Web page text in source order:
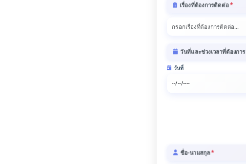
เรื่องที่ต้องการติดต่อ*
วันที่และช่วงเวลาที่ต้องการ
วันที่
ชื่อ-นามสกุล*